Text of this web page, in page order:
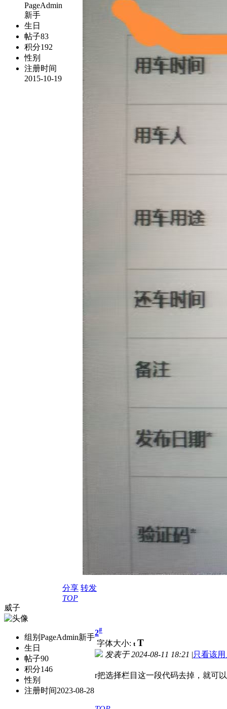
PageAdmin
新手
生日
帖子83
积分192
性别
注册时间
2015-10-19
分享 转发
TOP
威子
组别 PageAdmin新手
生日
帖子90
积分146
性别
注册时间2023-08-28
2#
字体大小: t T
发表于2024-08-11 18:21 |只看该
r把选择栏目这一段代码去掉，就可